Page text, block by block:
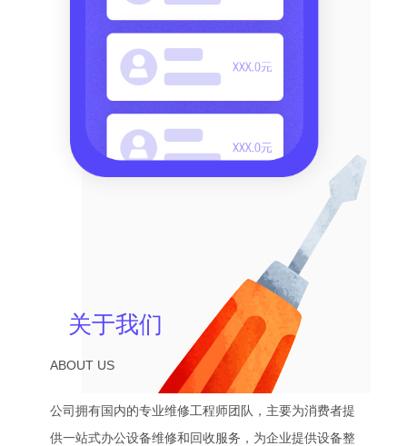
关于我们
ABOUT US
公司拥有国内的专业维修工程师团队，主要为消费者提
供一站式办公设备维修和回收服务，为企业提供设备整